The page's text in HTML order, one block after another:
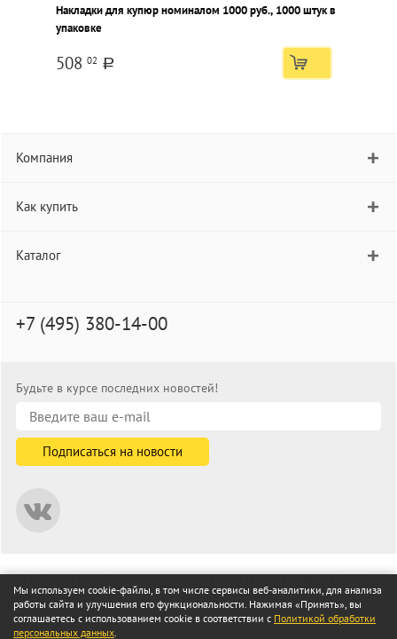
Накладки для купюр номиналом 1000 руб., 1000 штук в
упаковке
508 02 a
Компания
Как купить
Каталог
+7 (495) 380-14-00
Будьте в курсе последних новостей!
© informat.ru — Интернет-магазин канцелярских товаров. 2001—
2026
Все права защищены
Мы используем cookie-файлы, в том числе сервисы веб-аналитики, для анализа
работы сайта и улучшения его функциональности. Нажимая «Принять», вы
соглашаетесь с использованием cookie в соответствии с Политикой обработки
персональных данных.